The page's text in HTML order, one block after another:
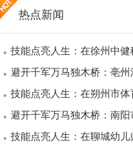
热点新闻
技能点亮人生：在徐州中
学校如何开启你的职业之路
避开千军万马独木桥：亳州
如何帮你弯道超车
技能点亮人生：在朔州市体
何开启你的职业之路
避开千军万马独木桥：南
校如何帮你弯道超车
技能点亮人生：在聊城幼